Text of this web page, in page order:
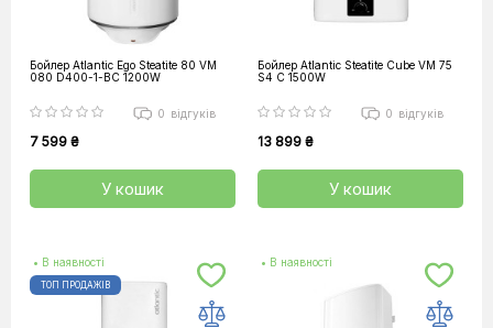
Бойлер Atlantic Ego Steatite 80 VM
080 D400-1-BC 1200W
0 відгуків
7 599 ₴
У кошик
Бойлер Atlantic Steatite Cube VM 75
S4 C 1500W
0 відгуків
13 899 ₴
У кошик
• В наявності
ТОП ПРОДАЖІВ
• В наявності